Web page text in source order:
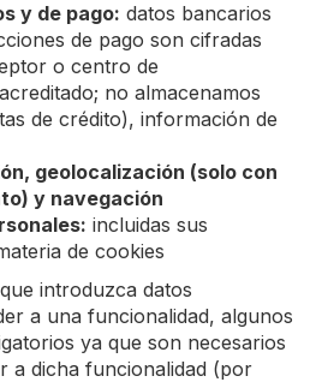
y de pago: datos bancarios
de pago son cifradas
o centro de
no almacenamos
de crédito), información de
geolocalización (solo con
y navegación
incluidas sus
de cookies
introduzca datos
a una funcionalidad, algunos
ya que son necesarios
a dicha funcionalidad (por